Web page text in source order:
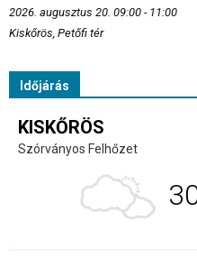
2026. augusztus 20. 09:00 - 11:00
Kiskőrös, Petőfi tér
Időjárás
KISKŐRÖS
Szórványos Felhőzet